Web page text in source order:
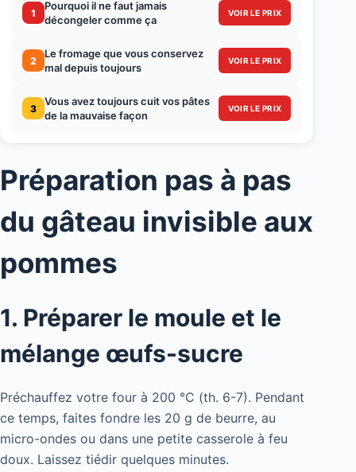
1
Pourquoi il ne faut jamais
décongeler comme ça
VOIR LE PRIX
2
Le fromage que vous conservez
mal depuis toujours
VOIR LE PRIX
3
Vous avez toujours cuit vos pâtes
de la mauvaise façon
VOIR LE PRIX
Préparation pas à pas
du gâteau invisible aux
pommes
1. Préparer le moule et le
mélange œufs-sucre
Préchauffez votre four à 200 °C (th. 6-7). Pendant
ce temps, faites fondre les 20 g de beurre, au
micro-ondes ou dans une petite casserole à feu
doux. Laissez tiédir quelques minutes.